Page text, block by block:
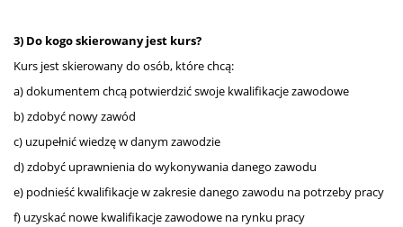
3) Do kogo skierowany jest kurs?
Kurs jest skierowany do osób, które chcą:
a) dokumentem chcą potwierdzić swoje kwalifikacje zawodowe
b) zdobyć nowy zawód
c) uzupełnić wiedzę w danym zawodzie
d) zdobyć uprawnienia do wykonywania danego zawodu
e) podnieść kwalifikacje w zakresie danego zawodu na potrzeby pracy
f) uzyskać nowe kwalifikacje zawodowe na rynku pracy